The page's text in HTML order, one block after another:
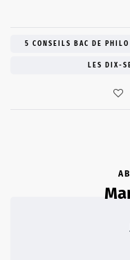
5 CONSEILS BAC DE PHILO
LES DIX-